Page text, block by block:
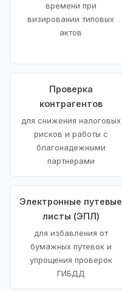
времени при
визировании типовых
актов
Проверка
контрагентов
для снижения налоговых
рисков и работы с
благонадежными
партнерами
Электронные путевые
листы (ЭПЛ)
для избавления от
бумажных путевок и
упрощения проверок
ГИБДД